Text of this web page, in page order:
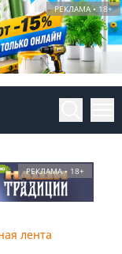
РЕКЛАМА • 18+
РЕКЛАМА • 18+
лента